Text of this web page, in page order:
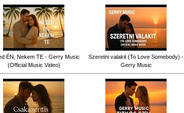
ÉN, Nekem TE - Gerry Music
(Official Music Video)
Szeretni valakit (To Love Somebody) -
Gerry Music